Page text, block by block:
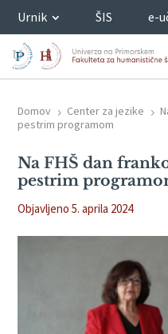
Urnik ŠIS e-
Domov 5 Center za jezike 5
pestrim programom
Na FHŠ dan
pestrim
Objavljeno 5. aprila 2024